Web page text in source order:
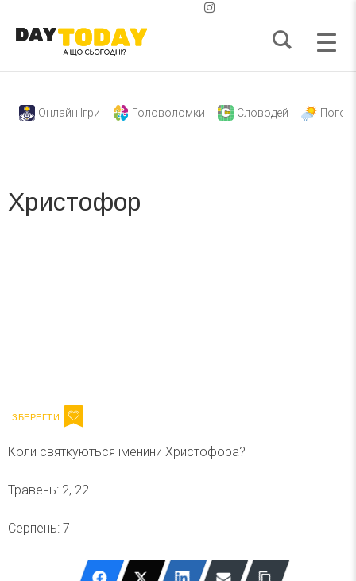
Онлайн Ігри Головоломки Словодей
Христофор
Коли святкуються іменини Христофора?
Травень: 2, 22
Серпень: 7